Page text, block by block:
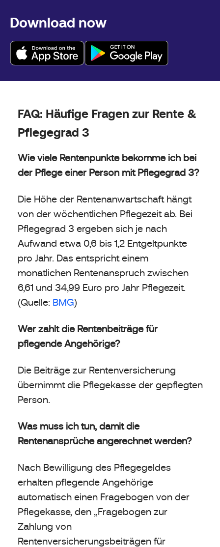
Download now
FAQ: Häufige Fragen zur Rente &
Pflegegrad 3
Wie viele Rentenpunkte bekomme ich bei
der Pflege einer Person mit Pflegegrad 3?
Die Höhe der Rentenanwartschaft hängt
von der wöchentlichen Pflegezeit ab. Bei
Pflegegrad 3 ergeben sich je nach
Aufwand etwa 0,6 bis 1,2 Entgeltpunkte
pro Jahr. Das entspricht einem
monatlichen Rentenanspruch zwischen
6,61 und 34,99 Euro pro Jahr Pflegezeit.
(Quelle: BMG)
Wer zahlt die Rentenbeiträge für
pflegende Angehörige?
Die Beiträge zur Rentenversicherung
übernimmt die Pflegekasse der gepflegten
Person.
Was muss ich tun, damit die
Rentenansprüche angerechnet werden?
Nach Bewilligung des Pflegegeldes
erhalten pflegende Angehörige
automatisch einen Fragebogen von der
Pflegekasse, den „Fragebogen zur
Zahlung von
Rentenversicherungsbeiträgen für